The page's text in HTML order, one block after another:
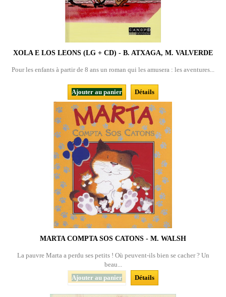
XOLA E LOS LEONS (LG + CD) - B. ATXAGA, M. VALVERDE
Pour les enfants à partir de 8 ans un roman qui les amusera : les aventures...
Ajouter au panier Détails
MARTA COMPTA SOS CATONS - M. WALSH
La pauvre Marta a perdu ses petits ! Où peuvent-ils bien se cacher ? Un
beau...
Ajouter au panier
Détails